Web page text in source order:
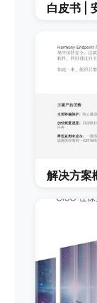
白皮书 |
解决方案